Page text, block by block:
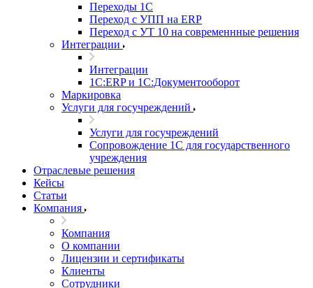
Переходы 1С
Переход с УПП на ERP
Переход с УТ 10 на современнные решения
Интеграции
Интеграции
1С:ERP и 1С:Документооборот
Маркировка
Услуги для госучреждений
Услуги для госучреждений
Сопровождение 1С для государственного
учреждения
Отраслевые решения
Кейсы
Статьи
Компания
Компания
О компании
Лицензии и сертификаты
Клиенты
Сотрудники